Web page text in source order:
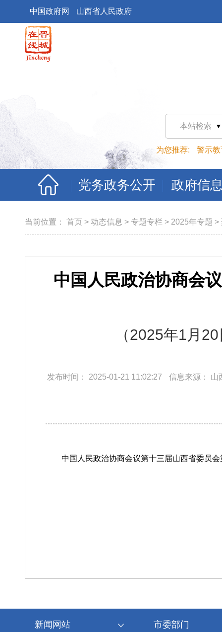
中国政府网 山西省人民政府
本站检索
为您推荐: 警示教
党务政务公开 政府信
当前位置： 首页 > 动态信息 > 专题专栏 > 2025年专题 >
中国人民政治协商会
（2025年1月
发布时间： 2025-01-21 11:02:27 信息来源： 山
中国人民政治协商会议第十三届山西省委员
新闻网站 市委部门